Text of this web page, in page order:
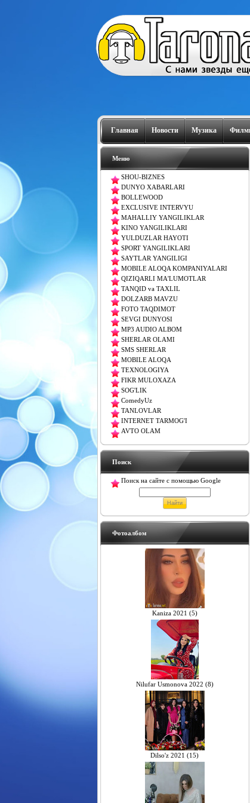
Главная Новости Музика
Меню
SHOU-BIZNES
DUNYO XABARLARI
BOLLEWOOD
EXCLUSIVE INTERVYU
MAHALLIY YANGILIKLAR
KINO YANGILIKLARI
YULDUZLAR HAYOTI
SPORT YANGILIKLARI
SAYTLAR YANGILIGI
MOBILE ALOQA KOMPANIYALARI
QIZIQARLI MA'LUMOTLAR
TANQID va TAXLIL
DOLZARB MAVZU
FOTO TAQDIMOT
SEVGI DUNYOSI
MP3 AUDIO ALBOM
SHERLAR OLAMI
SMS SHERLAR
MOBILE ALOQA
TEXNOLOGIYA
FIKR MULOXAZA
SOG'LIK
ComedyUz
TANLOVLAR
INTERNET TARMOG'I
AVTO OLAM
Поиск
Поиск на сайте с помощью Google
Фотоалбом
Kaniza 2021 (5)
Nilufar Usmonova 2022 (8)
Dilso'z 2021 (15)